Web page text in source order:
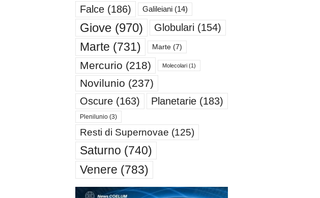
Falce(186) Galileiani(14)
Giove(970) Globulari (154)
Marte (731) Marte(7)
Mercurio (218) Molecolari(1)
Novilunio (237)
Oscure(163) Planetarie(183)
Plenilunio(3)
Resti di Supernovae (125)
Saturno (740)
Venere (783)